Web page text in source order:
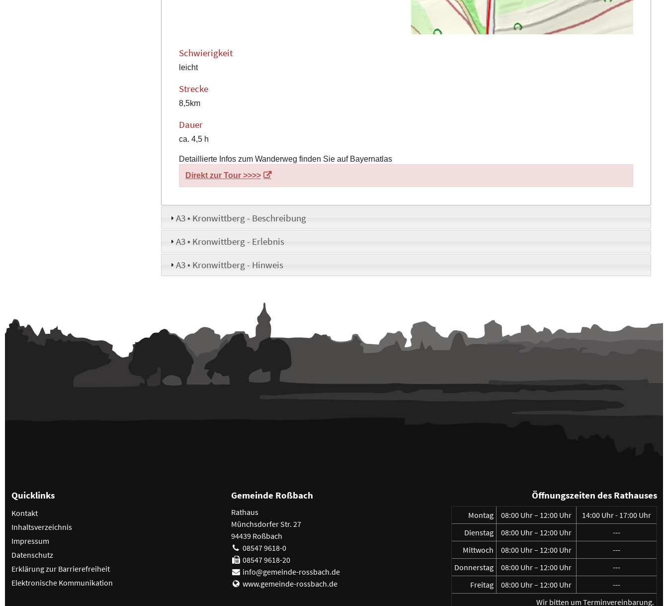
Schwierigkeit
leicht
Strecke
8,5km
Dauer
ca. 4,5 h
Detaillierte Infos zum Wanderweg finden Sie auf Bayernatlas
Direkt zur Tour >>>>
A3 • Kronwittberg - Beschreibung
A3 • Kronwittberg - Erlebnis
A3 • Kronwittberg - Hinweis
Quicklinks
Kontakt
Inhaltsverzeichnis
Impressum
Datenschutz
Erklärung zur Barrierefreiheit
Elektronische Kommunikation
Gemeinde Roßbach
Rathaus
Münchsdorfer Str. 27
94439 Roßbach
08547 9618-0
08547 9618-20
info@gemeinde-rossbach.de
www.gemeinde-rossbach.de
Öffnungszeiten des Rathauses
Montag 08:00 Uhr – 12:00 Uhr
14:00 Uhr - 17:00 Uhr
Dienstag
08:00 Uhr – 12:00 Uhr
---
Mittwoch
08:00 Uhr – 12:00 Uhr
---
Donnerstag
08:00 Uhr – 12:00 Uhr
---
Freitag
08:00 Uhr – 12:00 Uhr
---
Wir bitten um Terminvereinbarung.